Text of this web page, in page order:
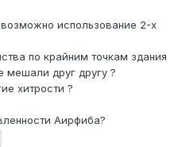
использование 2-х
по крайним точкам здания
мешали друг другу ?
хитрости ?
Аирфиба?